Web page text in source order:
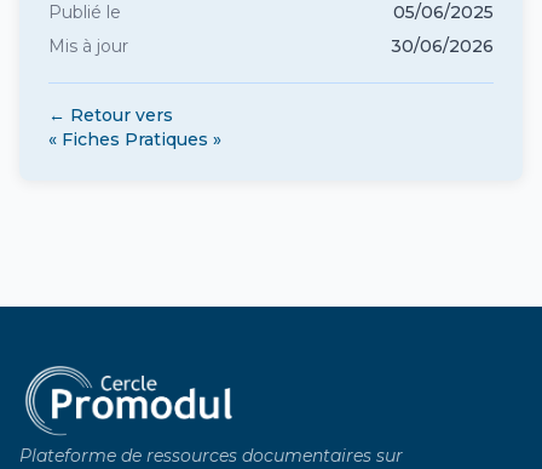
Publié le
05/06/2025
Mis à jour
30/06/2026
← Retour vers
« Fiches Pratiques »
Plateforme de ressources documentaires sur